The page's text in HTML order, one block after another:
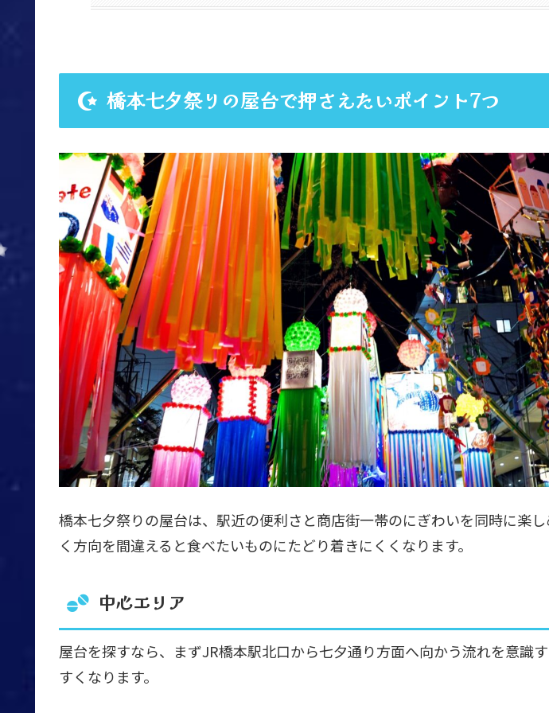
橋本七夕祭りの屋台で押さえたいポイント7つ
橋本七夕祭りの屋台は、駅近の便利さと商店街一帯のにぎわいを同時に楽
く方向を間違えると食べたいものにたどり着きにくくなります。
中心エリア
屋台を探すなら、まずJR橋本駅北口から七夕通り方面へ向かう流れを意識
すくなります。